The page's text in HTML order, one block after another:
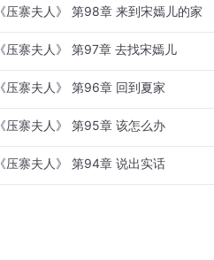
《压寨夫人》 第98章 来到宋嫣儿的家
《压寨夫人》 第97章 去找宋嫣儿
《压寨夫人》 第96章 回到夏家
《压寨夫人》 第95章 该怎么办
《压寨夫人》 第94章 说出实话